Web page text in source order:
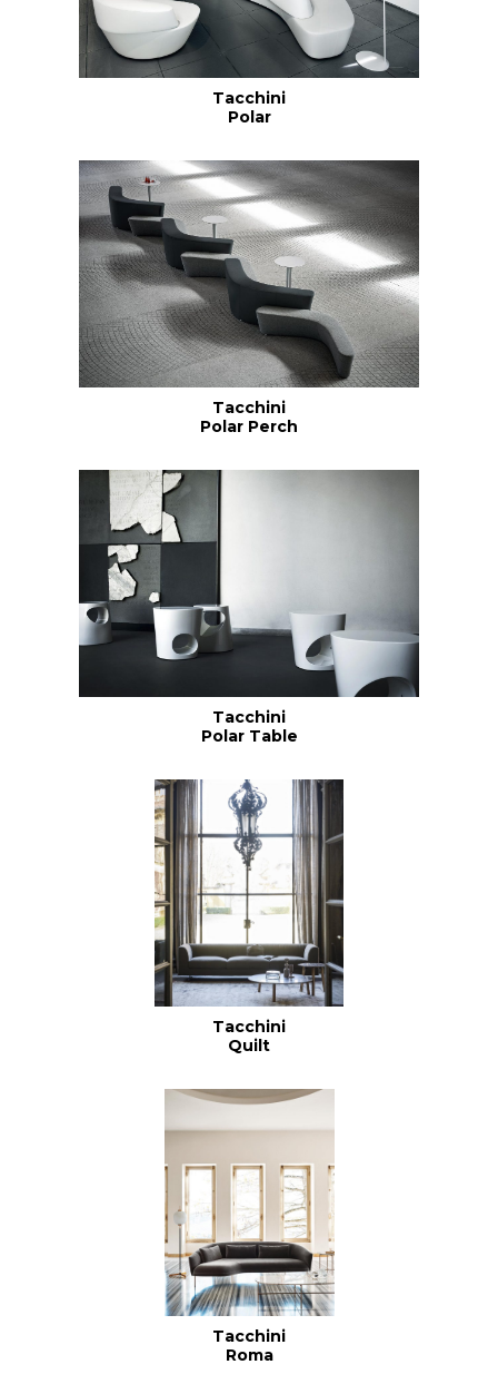
Tacchini
Polar
Tacchini
Polar Perch
Tacchini
Polar Table
Tacchini
Quilt
Tacchini
Roma